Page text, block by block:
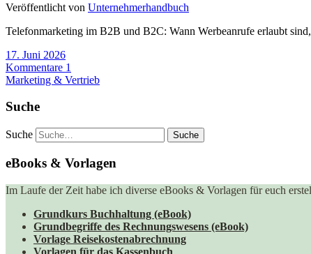
Veröffentlicht von Unternehmerhandbuch
Telefonmarketing im B2B und B2C: Wann Werbeanrufe erlaubt
17. Juni 2026
Kommentare 1
Marketing & Vertrieb
Suche
Suche
eBooks & Vorlagen
Im Laufe der Zeit habe ich diverse eBooks & Vorlagen für euch
Grundkurs Buchhaltung (eBook)
Grundbegriffe des Rechnungswesens (eBook)
Vorlage Reisekostenabrechnung
Vorlagen für das Kassenbuch